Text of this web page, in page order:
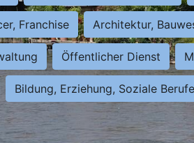
Franchise Architektur,
Öffentlicher Dienst
Bildung, Erziehung, Soziale Berufe